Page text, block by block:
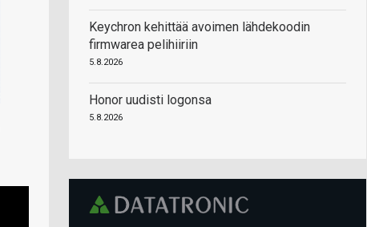
Keychron kehittää avoimen lähdekoodin
firmwarea pelihiiriin
5.8.2026
Honor uudisti logonsa
5.8.2026